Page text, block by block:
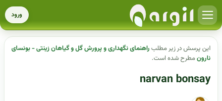
ورود
این پرسش در زیر مطلبراهنمای نگهداری و پرورش گل و گیاهان زینتی - بونسای
نارونمطرح شده است.
narvan bonsay